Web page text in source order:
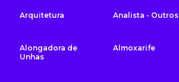
Arquitetura Analista - Outros
Alongadora de
Unhas
Almoxarife